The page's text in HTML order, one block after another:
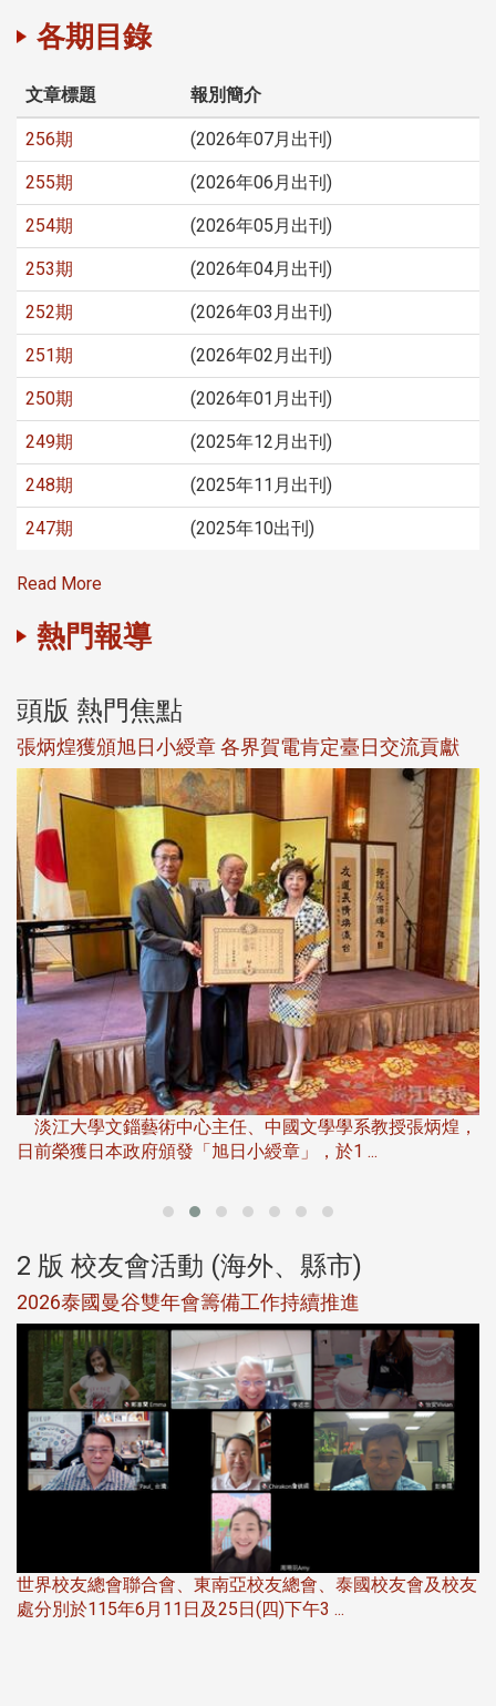
各期目錄
文章標題 報別簡介
256期 (2026年07月出刊)
255期 (2026年06月出刊)
254期 (2026年05月出刊)
253期 (2026年04月出刊)
252期 (2026年03月出刊)
251期 (2026年02月出刊)
250期 (2026年01月出刊)
249期 (2025年12月出刊)
248期 (2025年11月出刊)
247期 (2025年10出刊)
Read More
熱門報導
頭版 熱門焦點
張炳煌獲頒旭日小綬章 各界賀電肯定臺日交流貢獻
淡江大學文錙藝術中心主任、中國文學學系教授張炳煌，
日前榮獲日本政府頒發「旭日小綬章」，於1 ...
2 版 校友會活動 (海外、縣市)
2026泰國曼谷雙年會籌備工作持續推進
世界校友總會聯合會、東南亞校友總會、泰國校友會及校友
處分別於115年6月11日及25日(四)下午3 ...